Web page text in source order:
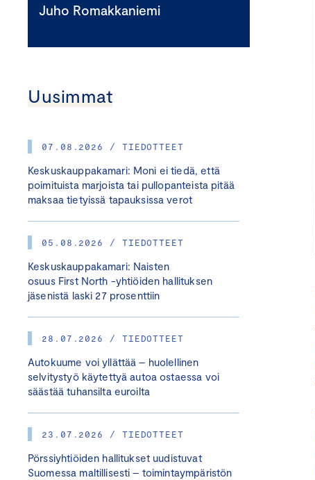
Juho Romakkaniemi
Uusimmat
07.08.2026 / TIEDOTTEET
Keskuskauppakamari: Moni ei tiedä, että
poimituista marjoista tai pullopanteista pitää
maksaa tietyissä tapauksissa verot
05.08.2026 / TIEDOTTEET
Keskuskauppakamari: Naisten
osuus First North -yhtiöiden hallituksen
jäsenistä laski 27 prosenttiin
28.07.2026 / TIEDOTTEET
Autokuume voi yllättää – huolellinen
selvitystyö käytettyä autoa ostaessa voi
säästää tuhansilta euroilta
23.07.2026 / TIEDOTTEET
Pörssiyhtiöiden hallitukset uudistuvat
Suomessa maltillisesti – toimintaympäristön